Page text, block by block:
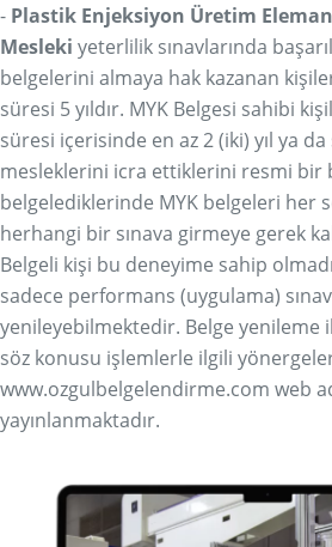
- Plastik Enjeksiyon Üretim
Mesleki yeterlilik sınavlarında
belgelerini almaya hak kazanan
süresi 5 yıldır. MYK Belgesi sahibi
süresi içerisinde en az 2 (iki) yıl ya da
mesleklerini icra ettiklerini resmi bir
belgelediklerinde MYK belgeleri her
herhangi bir sınava girmeye gerek
Belgeli kişi bu deneyime sahip
sadece performans (uygulama)
yenileyebilmektedir. Belge yenileme
söz konusu işlemlerle ilgili
www.ozgulbelgelendirme.com web
yayınlanmaktadır.